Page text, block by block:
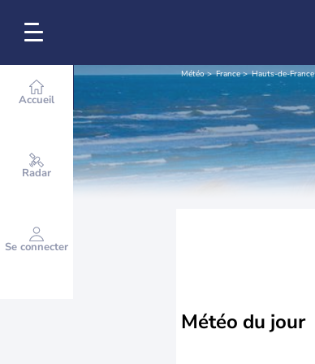
Accueil
Radar
Se connecter
Météo France Hauts-de-France
Météo du jour